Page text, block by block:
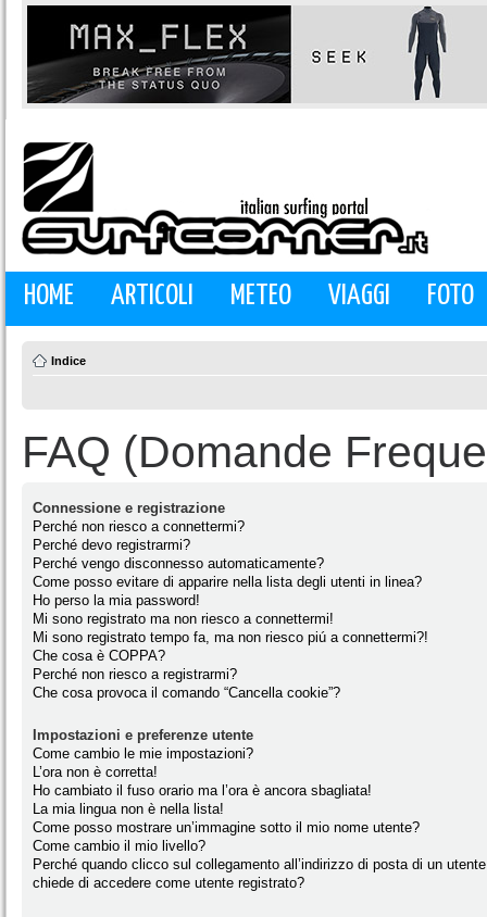
HOME ARTICOLI METEO VIAGGI FOTO
Indice
FAQ (Domande
Connessione e registrazione
Perché non riesco a connettermi?
Perché devo registrarmi?
Perché vengo disconnesso automaticamente?
Come posso evitare di apparire nella lista degli utenti in linea?
Ho perso la mia password!
Mi sono registrato ma non riesco a connettermi!
Mi sono registrato tempo fa, ma non riesco piú a connettermi?!
Che cosa è COPPA?
Perché non riesco a registrarmi?
Che cosa provoca il comando “Cancella cookie”?
Impostazioni e preferenze utente
Come cambio le mie impostazioni?
L’ora non è corretta!
Ho cambiato il fuso orario ma l’ora è ancora sbagliata!
La mia lingua non è nella lista!
Come posso mostrare un’immagine sotto il mio nome utente?
Come cambio il mio livello?
Perché quando clicco sul collegamento all’indirizzo di posta di un
chiede di accedere come utente registrato?